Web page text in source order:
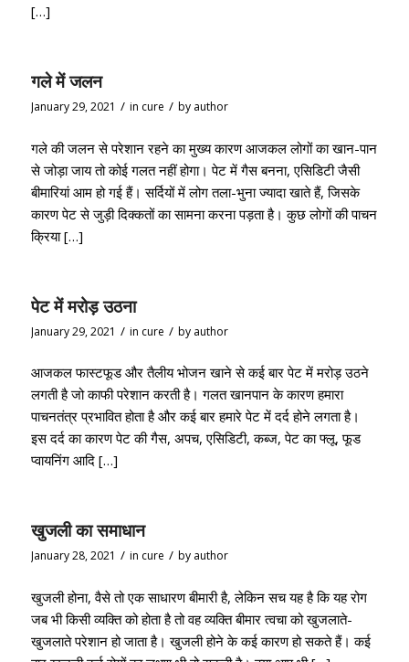
[…]
गले में जलन
January 29, 2021 / in cure / by author
गले की जलन से परेशान रहने का मुख्य कारण आजकल लोगों का खान-पान
से जोड़ा जाय तो कोई गलत नहीं होगा। पेट में गैस बनना, एसिडिटी जैसी
बीमारियां आम हो गई हैं। सर्दियों में लोग तला-भुना ज्यादा खाते हैं, जिसके
कारण पेट से जुड़ी दिक्कतों का सामना करना पड़ता है। कुछ लोगों की पाचन
क्रिया […]
पेट में मरोड़ उठना
January 29, 2021 / in cure / by author
आजकल फास्टफूड और तैलीय भोजन खाने से कई बार पेट में मरोड़ उठने
लगती है जो काफी परेशान करती है। गलत खानपान के कारण हमारा
पाचनतंत्र प्रभावित होता है और कई बार हमारे पेट में दर्द होने लगता है।
इस दर्द का कारण पेट की गैस, अपच, एसिडिटी, कब्ज, पेट का फ्लू, फूड
प्वायनिंग आदि […]
खुजली का समाधान
January 28, 2021 / in cure / by author
खुजली होना, वैसे तो एक साधारण बीमारी है, लेकिन सच यह है कि यह रोग
जब भी किसी व्यक्ति को होता है तो वह व्यक्ति बीमार त्वचा को खुजलाते-
खुजलाते परेशान हो जाता है। खुजली होने के कई कारण हो सकते हैं। कई